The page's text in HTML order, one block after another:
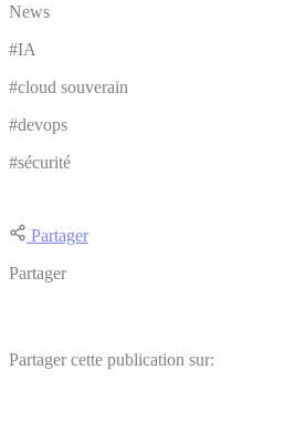
News
#IA
#cloud souverain
#devops
#sécurité
Partager
Partager
Partager cette publication sur: